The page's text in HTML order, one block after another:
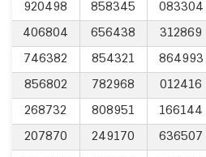
920498
858345 083304
406804
656438 312869
746382
854321 864993
856802
782968 012416
268732
808951 166144
207870
249170 636507